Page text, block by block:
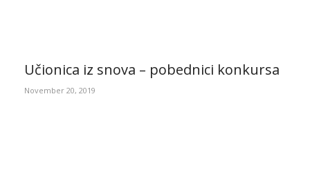
Učionica iz snova – pobednici konkursa
November 20, 2019